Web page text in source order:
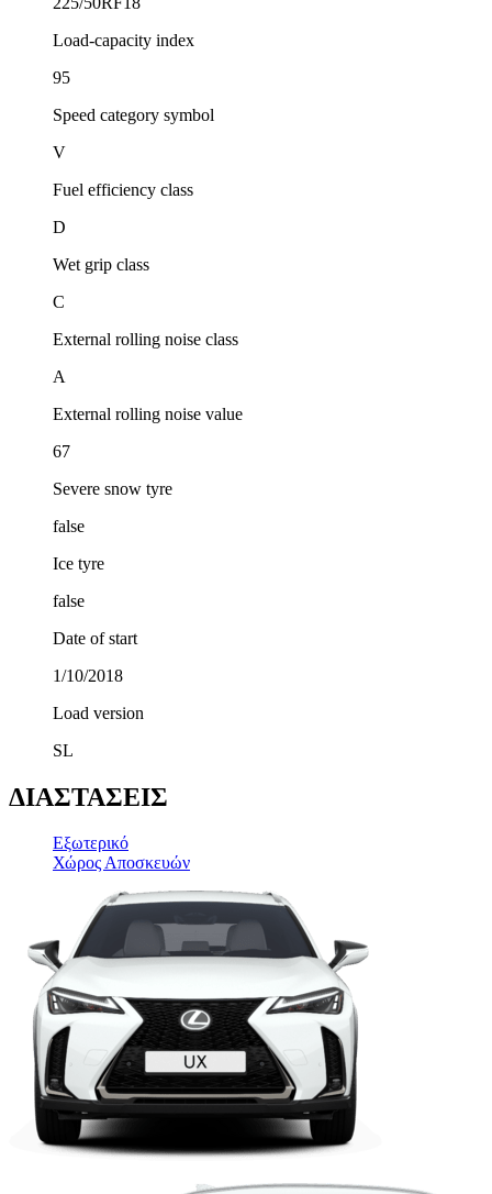
Load-capacity index
95
Speed category symbol
V
Fuel efficiency class
D
Wet grip class
C
External rolling noise class
A
External rolling noise value
67
Severe snow tyre
false
Ice tyre
false
Date of start
1/10/2018
Load version
SL
ΔΙΑΣΤΑΣΕΙΣ
Εξωτερικό
Χώρος Αποσκευών